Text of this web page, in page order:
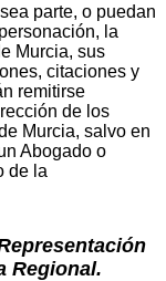
parte, o puedan
la
Murcia, sus
citaciones y
remitirse
de los
Murcia, salvo en
Abogado o
de la
Regional.